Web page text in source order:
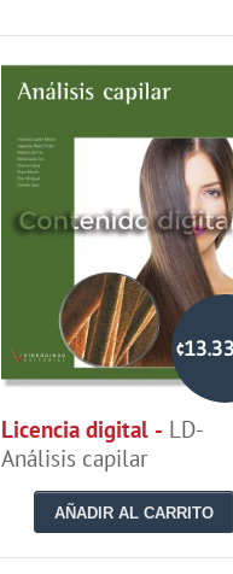
Licencia digital - LD-
Análisis capilar
AÑADIR AL CARRITO